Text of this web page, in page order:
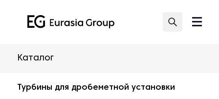
Каталог
Турбины для дробеметной установки